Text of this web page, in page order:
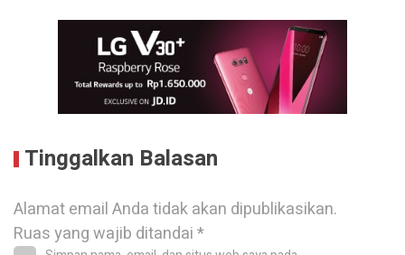
Tinggalkan Balasan
Alamat email Anda tidak akan dipublikasikan.
Ruas yang wajib ditandai*